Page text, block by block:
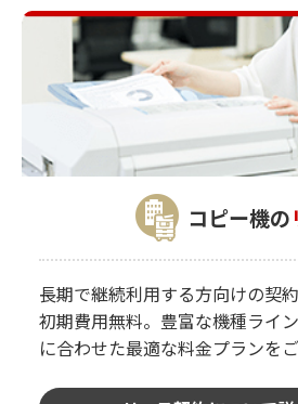
コピー機の
長期で継続利用する方向けの契
初期費用無料。豊富な機種ライ
に合わせた最適な料金プランを